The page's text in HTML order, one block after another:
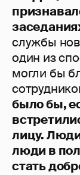
службы
один из
могли бы
было бы,
лицу.
люди в
стать